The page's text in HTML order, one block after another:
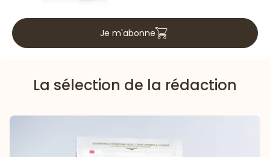
Je m'abonne
La sélection de la rédaction